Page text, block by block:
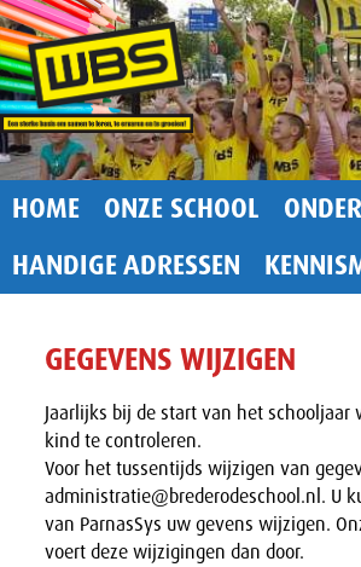
HOME ONZE SCHOOL
HANDIGE ADRESSEN
GEGEVENS WIJZIGEN
Jaarlijks bij de start van het
kind te controleren.
Voor het tussentijds wijzigen van
administratie@brederodeschool.nl. U
van ParnasSys uw gevens wijzigen.
voert deze wijzigingen dan door.